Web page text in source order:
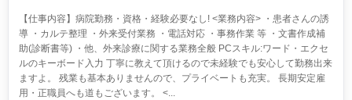
【仕事内容】病院勤務・資格・経験必要なし! <業務内容> ・患者さんの誘
導 ・カルテ整理 ・外来受付業務 ・電話対応 ・事務作業 等 ・文書作成補
助(診断書等) ・他、外来診療に関する業務全般 PCスキル:ワード・エクセ
ルのキーボード入力 丁寧に教えて頂けるので未経験でも安心して勤務出来
ますよ。 残業も基本ありませんので、プライベートも充実。 長期安定雇
用・正職員へも道もございます。 <...